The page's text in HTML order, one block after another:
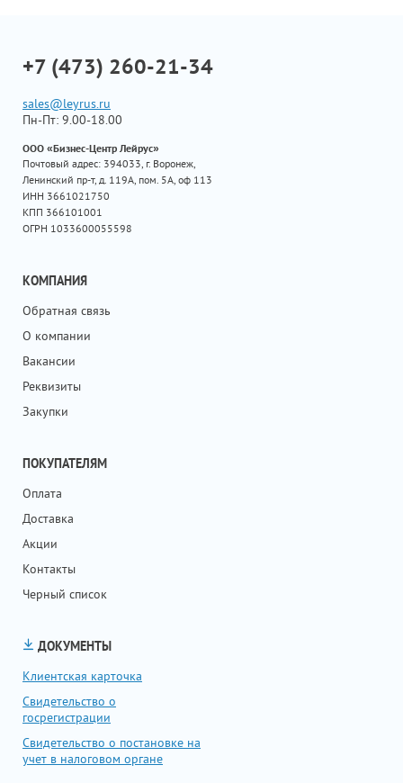
+7 (473) 260-21-34
sales@leyrus.ru
Пн-Пт: 9.00-18.00
ООО «Бизнес-Центр Лейрус»
Почтовый адрес: 394033, г. Воронеж,
Ленинский пр-т, д. 119А, пом. 5А, оф 113
ИНН 3661021750
КПП 366101001
ОГРН 1033600055598
КОМПАНИЯ
Обратная связь
О компании
Вакансии
Реквизиты
Закупки
ПОКУПАТЕЛЯМ
Оплата
Доставка
Акции
Контакты
Черный список
ДОКУМЕНТЫ
Клиентская карточка
Свидетельство о
госрегистрации
Свидетельство о постановке на
учет в налоговом органе